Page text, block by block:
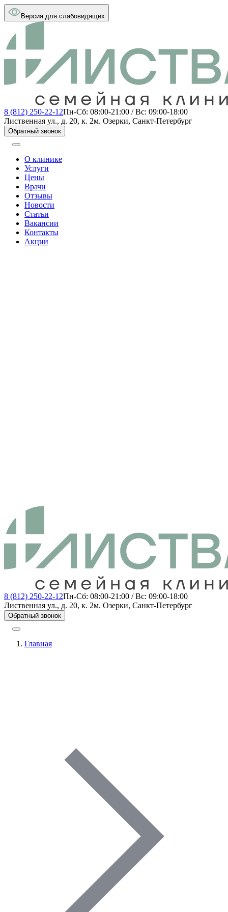
Версия для слабовидящих
8 (812) 250-22-12Пн-Сб: 08:00-21:00 / Вс: 09:00-18:00
Лиственная ул., д. 20, к. 2м. Озерки, Санкт-Петербург
Обратный звонок
О клинике
Услуги
Цены
Врачи
Отзывы
Новости
Статьи
Вакансии
Контакты
Акции
8 (812) 250-22-12Пн-Сб: 08:00-21:00 / Вс: 09:00-18:00
Лиственная ул., д. 20, к. 2м. Озерки, Санкт-Петербург
Обратный звонок
Главная